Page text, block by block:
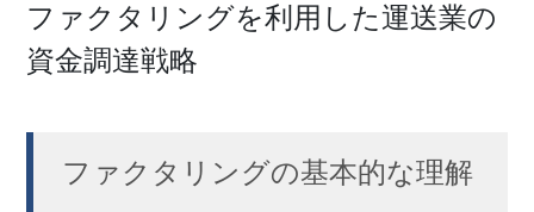
ファクタリングを利用した運送業の
資金調達戦略
ファクタリングの基本的な理解